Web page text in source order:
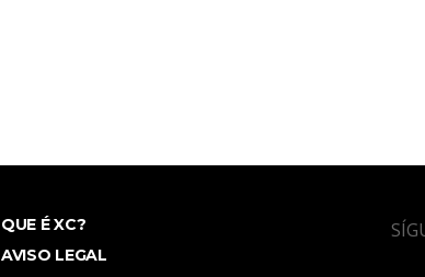
QUE É XC?
AVISO LEGAL